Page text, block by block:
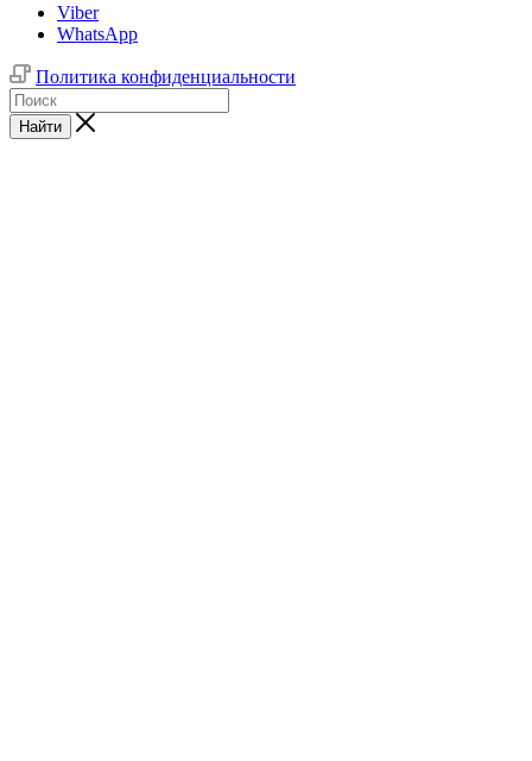
Viber
WhatsApp
Политика конфиденциальности
Найти